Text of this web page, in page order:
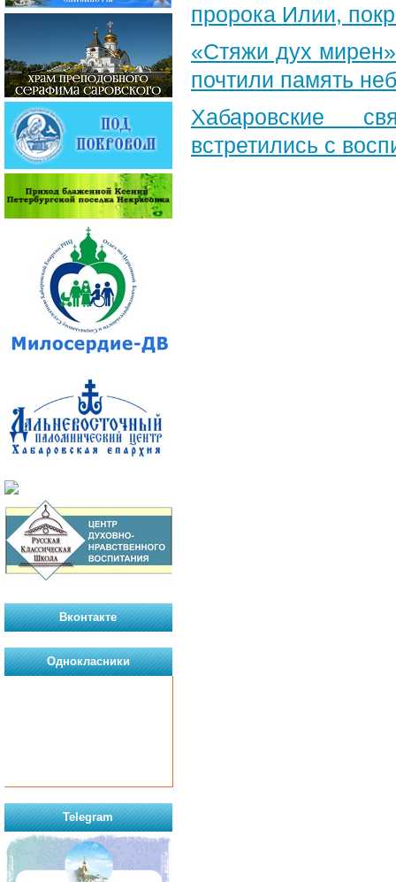
пророка Илии,
«Стяжи дух
почтили память
Хабаровские
встретились с
Вконтакте
Однокласники
Telegram